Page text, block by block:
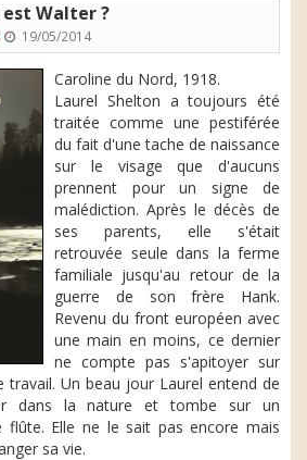
Walter ?
19/05/2014
Caroline du Nord, 1918.
Laurel Shelton a toujours été
traitée comme une pestiférée
du fait d'une tache de naissance
sur le visage que d'aucuns
prennent pour un signe de
malédiction. Après le décès de
ses parents, elle s'était
retrouvée seule dans la ferme
familiale jusqu'au retour de la
guerre de son frère Hank.
Revenu du front européen avec
une main en moins, ce dernier
ne compte pas s'apitoyer sur
travail. Un beau jour Laurel entend de
dans la nature et tombe sur un
flûte. Elle ne le sait pas encore mais
sa vie.